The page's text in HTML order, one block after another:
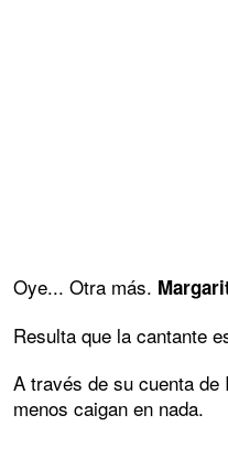
Oye... Otra más.
Resulta que la cantante
A través de su cuenta de
menos caigan en nada.